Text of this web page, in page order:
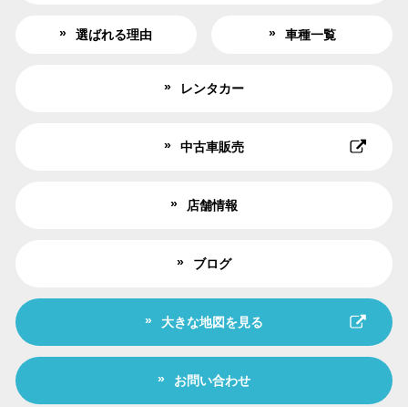
選ばれる理由 車種一覧
レンタカー
中古車販売
店舗情報
ブログ
大きな地図を見る
お問い合わせ